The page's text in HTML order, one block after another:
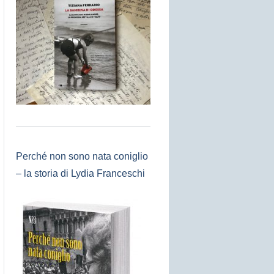
Perché non sono nata coniglio
– la storia di Lydia Franceschi